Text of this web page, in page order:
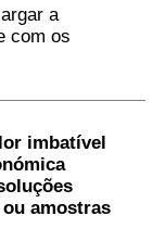
a
com os
imbatível
amostras